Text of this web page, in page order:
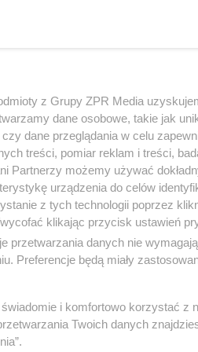
węgla w Małopolsce.
w październiku trwa w najlepsze. W
do pożarów sadzy w kominach i
czym
z Grupy ZPR Media
dane osobowe, takie jak
dane przeglądania w celu
treści, pomiar reklam i treści,
Partnerzy możemy używać
urządzenia do celów
z tych technologii poprzez
klikając przycisk ustawień
przetwarzania danych nie
Preferencje będą miały
i komfortowo korzystać z
Twoich danych